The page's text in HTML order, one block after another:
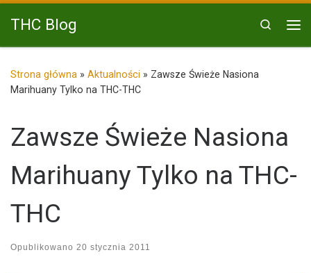
Przejdź do treści
THC Blog
Search
Strona główna » Aktualności » Zawsze Świeże Nasiona
Marihuany Tylko na THC-THC
Zawsze Świeże Nasiona
Marihuany Tylko na THC-
THC
Opublikowano 20 stycznia 2011